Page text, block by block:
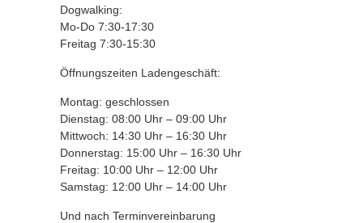
Dogwalking:
Mo-Do 7:30-17:30
Freitag 7:30-15:30
Öffnungszeiten Ladengeschäft:
Montag: geschlossen
Dienstag: 08:00 Uhr – 09:00 Uhr
Mittwoch: 14:30 Uhr – 16:30 Uhr
Donnerstag: 15:00 Uhr – 16:30 Uhr
Freitag: 10:00 Uhr – 12:00 Uhr
Samstag: 12:00 Uhr – 14:00 Uhr
Und nach Terminvereinbarung